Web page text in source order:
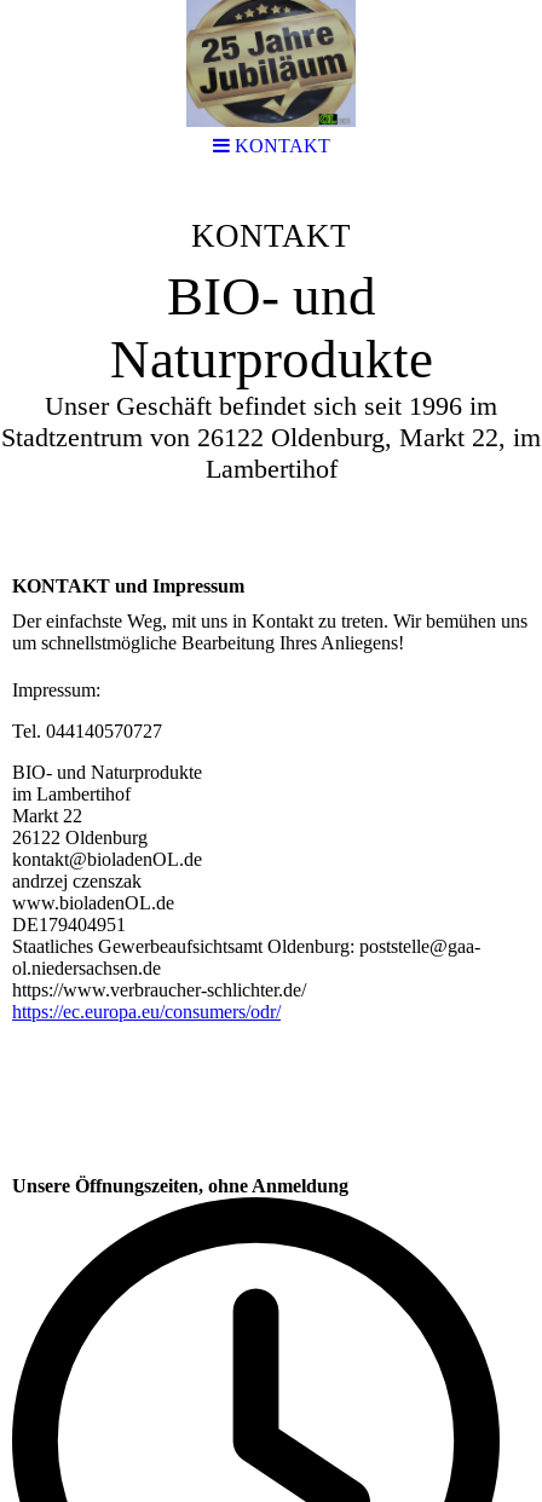
KONTAKT
BIO- und
Naturprodukte
Unser Geschäft befindet sich seit 1996 im
Stadtzentrum von 26122 Oldenburg, Markt 22, im
Lambertihof
KONTAKT und Impressum
Der einfachste Weg, mit uns in Kontakt zu treten. Wir bemühen uns
um schnellstmögliche Bearbeitung Ihres Anliegens!
Impressum:
Tel. 044140570727
BIO- und Naturprodukte
im Lambertihof
Markt 22
26122 Oldenburg
kontakt@bioladenOL.de
andrzej czenszak
www.bioladenOL.de
DE179404951
Staatliches Gewerbeaufsichtsamt Oldenburg: poststelle@gaa-
ol.niedersachsen.de
https://www.verbraucher-schlichter.de/
https://ec.europa.eu/consumers/odr/
Unsere Öffnungszeiten, ohne Anmeldung
KONTAKT